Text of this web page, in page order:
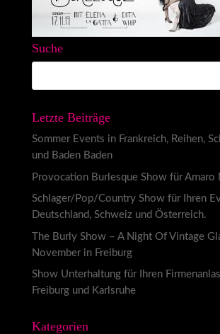
Suche
Letzte Beiträge
Sommer Events in Frankreich, Reihen,
und Baden Baden
Provocation Burlesque Show für Amaro
Schlager/Pop/Country Show für Ihren
Deutschland, Schweiz und Österreich.
The Burly Show – A Night Of Vintage
November in Freiburg
Show Unterhaltung für Ihren
Freiburg und Karlsruhe
Kategorien